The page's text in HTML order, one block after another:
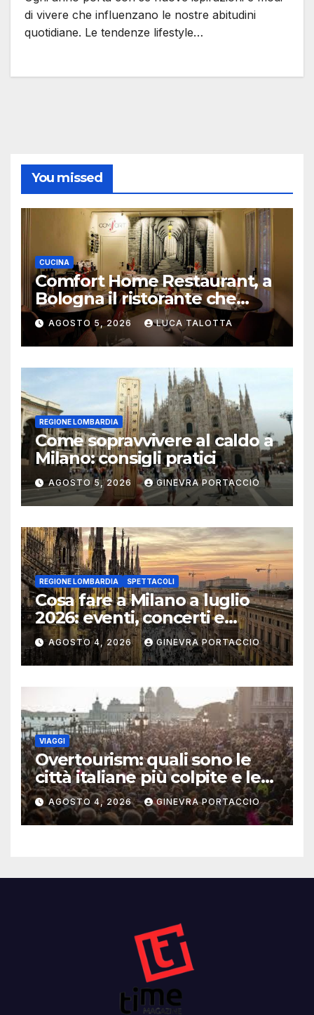
di vivere che influenzano le nostre abitudini
quotidiane. Le tendenze lifestyle…
You missed
CUCINA
Comfort Home Restaurant, a
Bologna il ristorante che
trasforma l’ospitalità in
un’esperienza di casa
AGOSTO 5, 2026 LUCA TALOTTA
REGIONE LOMBARDIA
Come sopravvivere al caldo a
Milano: consigli pratici
AGOSTO 5, 2026 GINEVRA PORTACCIO
REGIONE LOMBARDIA SPETTACOLI
Cosa fare a Milano a luglio
2026: eventi, concerti e
mostre
AGOSTO 4, 2026 GINEVRA PORTACCIO
VIAGGI
Overtourism: quali sono le
città italiane più colpite e le
alternative da scegliere
AGOSTO 4, 2026 GINEVRA PORTACCIO